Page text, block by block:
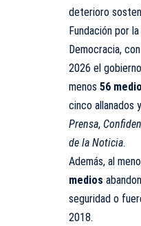
deterioro
Fundación por
Democracia,
2026 el
menos 56
cinco allanados
Prensa,
de la Noticia.
Además, al
medios
seguridad o
2018.